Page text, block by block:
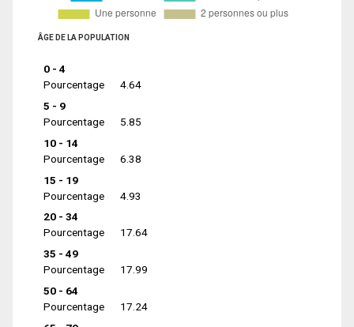
ÂGE DE LA POPULATION
0 - 4
Pourcentage
4.64
5 - 9
Pourcentage
5.85
10 - 14
Pourcentage
6.38
15 - 19
Pourcentage
4.93
20 - 34
Pourcentage
17.64
35 - 49
Pourcentage
17.99
50 - 64
Pourcentage
17.24